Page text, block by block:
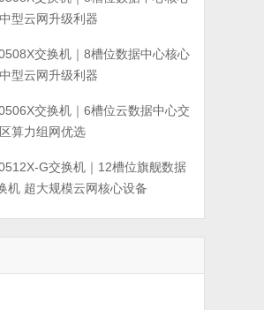
型云网升级利器
交换机｜8槽位数据中心核心
型云网升级利器
交换机｜6槽位云数据中心交
算力组网优选
G交换机｜12槽位旗舰数据
机 超大规模云网核心设备